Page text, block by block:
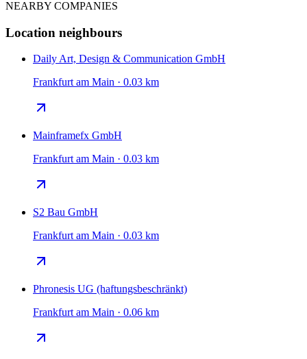
NEARBY COMPANIES
Location neighbours
Daily Art, Design & Communication GmbH
Frankfurt am Main · 0.03 km
Mainframefx GmbH
Frankfurt am Main · 0.03 km
S2 Bau GmbH
Frankfurt am Main · 0.03 km
Phronesis UG (haftungsbeschränkt)
Frankfurt am Main · 0.06 km